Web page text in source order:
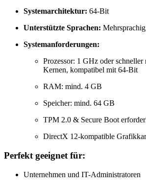
Systemarchitektur: 64-Bit
Unterstützte Sprachen:
Systemanforderungen:
Prozessor: 1 GHz oder schneller
Kernen, kompatibel mit 64-Bit
RAM: mind. 4 GB
Speicher: mind. 64 GB
TPM 2.0 & Secure Boot
DirectX 12-kompatible
Perfekt geeignet für:
Unternehmen und IT-Administratoren